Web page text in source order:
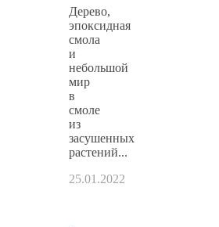
Дерево,
эпоксидная
смола
и
небольшой
мир
в
смоле
из
засушенных
растений...
25.01.2022